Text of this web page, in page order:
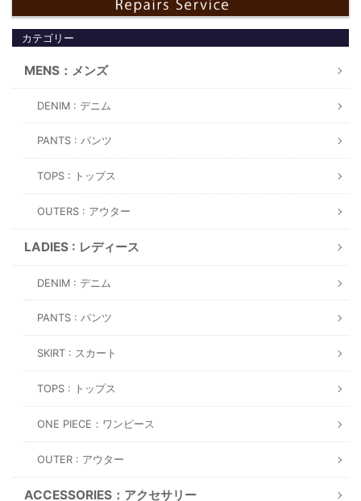
カテゴリー
MENS：メンズ
DENIM : デニム
PANTS : パンツ
TOPS : トップス
OUTERS : アウター
LADIES : レディース
DENIM : デニム
PANTS : パンツ
SKIRT : スカート
TOPS : トップス
ONE PIECE：ワンピース
OUTER : アウター
ACCESSORIES：アクセサリー